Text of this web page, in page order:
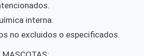
interna.
no excluidos o especificados.